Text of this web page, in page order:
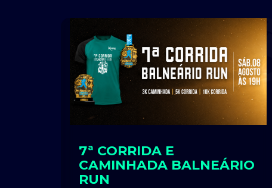
7ª CORRIDA E
CAMINHADA BALNEÁRIO
RUN